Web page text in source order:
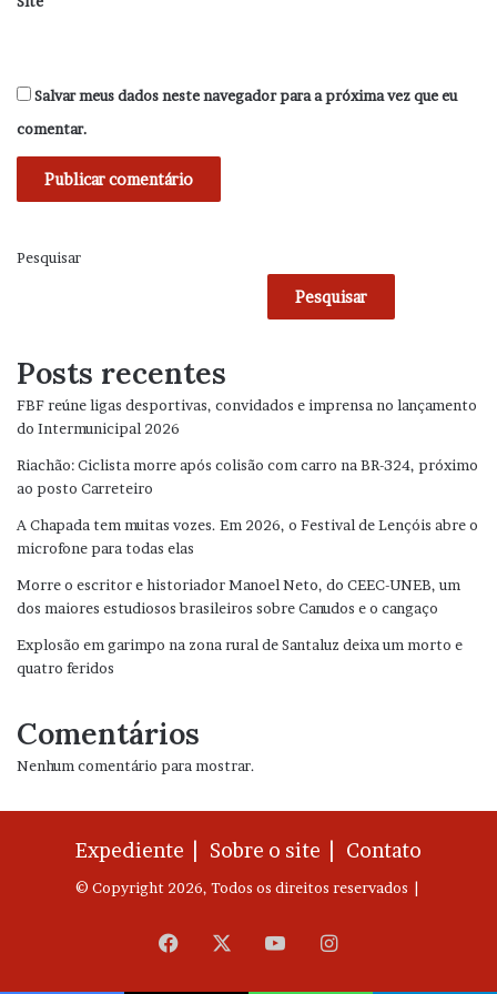
Salvar meus dados neste navegador para a próxima vez que eu
comentar.
Pesquisar
Pesquisar
Posts recentes
FBF reúne ligas desportivas, convidados e imprensa no lançamento
do Intermunicipal 2026
Riachão: Ciclista morre após colisão com carro na BR-324, próximo
ao posto Carreteiro
A Chapada tem muitas vozes. Em 2026, o Festival de Lençóis abre o
microfone para todas elas
Morre o escritor e historiador Manoel Neto, do CEEC-UNEB, um
dos maiores estudiosos brasileiros sobre Canudos e o cangaço
Explosão em garimpo na zona rural de Santaluz deixa um morto e
quatro feridos
Comentários
Nenhum comentário para mostrar.
Expediente | Sobre o site | Contato
© Copyright 2026, Todos os direitos reservados |
Facebook YouTubeInstagram